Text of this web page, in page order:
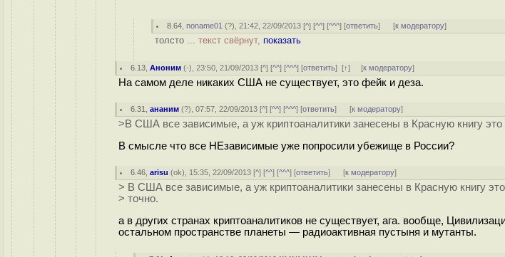
8.64 ,noname01 (?), 21:42, 22/09/2013 [^] [^^] [^^^] [ответить] [к модератору]
толсто ... текст свёрнут, показать
6.13 ,Аноним (-), 23:50, 21/09/2013 [^] [^^] [^^^] [ответить][↑] [к модератору]
На самом деле никаких США не существует, это фейк и деза.
6.31 ,ананим (?), 07:57, 22/09/2013 [^] [^^] [^^^] [ответить] [к модератору]
>В США все зависимые, а уж криптоаналитики занесены в Красную книгу это
В смысле что все НЕзависимые уже попросили убежище в России?
6.46 ,arisu (ok), 15:35, 22/09/2013 [^] [^^] [^^^] [ответить] [к модератору]
> В США все зависимые, а уж криптоаналитики занесены в Красную книгу это
> точно.
а в других странах криптоаналитиков не существует, ага. вообще,
остальном пространстве планеты — радиоактивная пустыня и мутанты.